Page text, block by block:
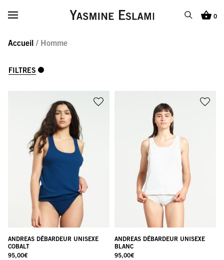
Afficher/masquer le menuYasmine Eslami
Recherche
0
Accueil / Homme
FILTRES
ANDREAS DÉBARDEUR UNISEXE
COBALT
95,00€
ANDREAS DÉBARDEUR UNISEXE
BLANC
95,00€